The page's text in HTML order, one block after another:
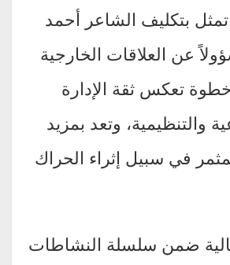
بتكليف الشاعر أحمد
عن العلاقات الخارجية
تعكس ثقة الإدارة
والتنظيمية، وتعد بمزيد
في سبيل إثراء الحراك
ضمن سلسلة النشاطات